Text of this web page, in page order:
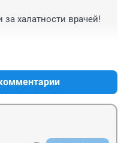
халатности врачей!